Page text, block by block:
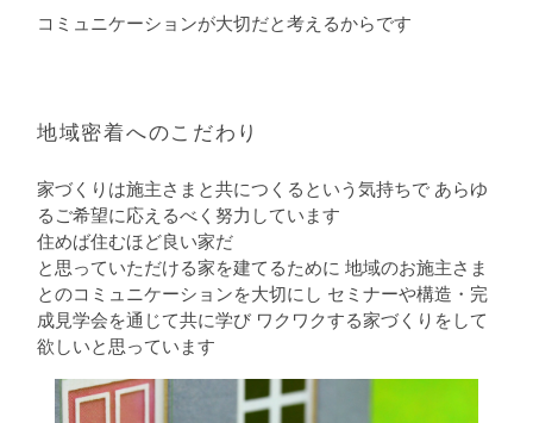
コミュニケーションが大切だと考えるからです
地域密着へのこだわり
家づくりは施主さまと共につくるという気持ちで あらゆ
るご希望に応えるべく努力しています
住めば住むほど良い家だ
と思っていただける家を建てるために 地域のお施主さま
とのコミュニケーションを大切にし セミナーや構造・完
成見学会を通じて共に学び ワクワクする家づくりをして
欲しいと思っています